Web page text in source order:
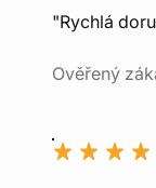
"Rychlá
Ověřený